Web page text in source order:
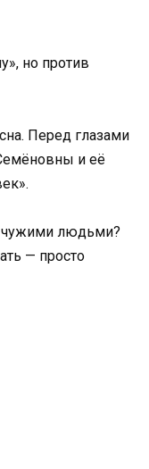
но против
Перед глазами
и её
чужими людьми?
— просто